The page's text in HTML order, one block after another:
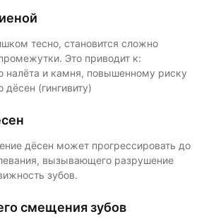
тесно, становится сложно
Это приводит к:
налёта и камня, повышенному риску
(гингивиту)
дёсен может прогрессировать до
вызывающего разрушение
зубов.
смещения зубов